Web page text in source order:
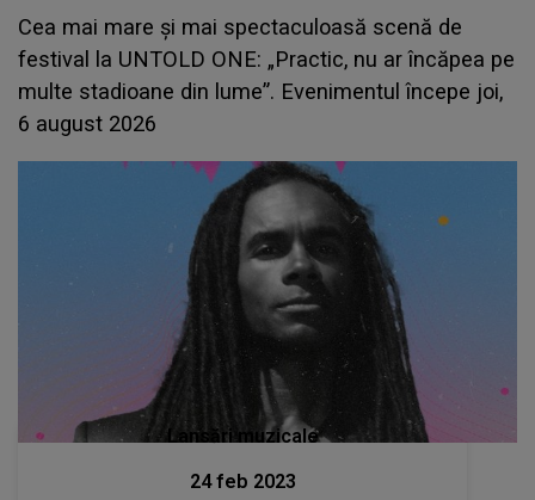
Cea mai mare și mai spectaculoasă scenă de
festival la UNTOLD ONE: „Practic, nu ar încăpea pe
multe stadioane din lume”. Evenimentul începe joi,
6 august 2026
Lansări muzicale
24 feb 2023